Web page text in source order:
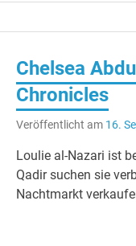
Chelsea
Chronicles
Veröffentlicht am 16.
Loulie al-Nazari ist
Qadir suchen sie
Nachtmarkt